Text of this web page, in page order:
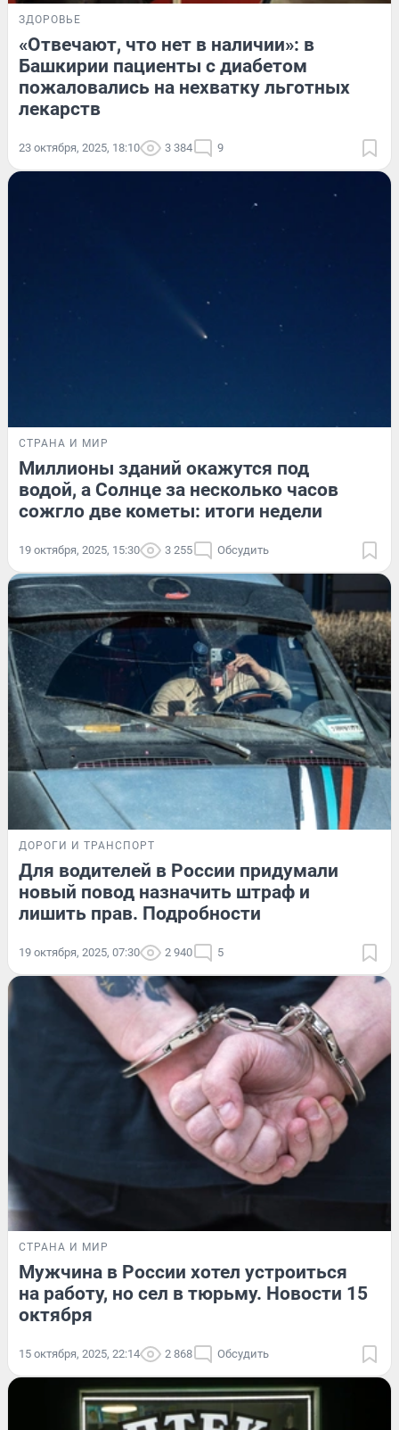
ЗДОРОВЬЕ
«Отвечают, что нет в наличии»: в
Башкирии пациенты с диабетом
пожаловались на нехватку льготных
лекарств
23 октября, 2025, 18:10 3 384 9
СТРАНА И МИР
Миллионы зданий окажутся под
водой, а Солнце за несколько часов
сожгло две кометы: итоги недели
19 октября, 2025, 15:30 3 255 Обсудить
ДОРОГИ И ТРАНСПОРТ
Для водителей в России придумали
новый повод назначить штраф и
лишить прав. Подробности
19 октября, 2025, 07:30 2 940 5
СТРАНА И МИР
Мужчина в России хотел устроиться
на работу, но сел в тюрьму. Новости 15
октября
15 октября, 2025, 22:14 2 868 Обсудить